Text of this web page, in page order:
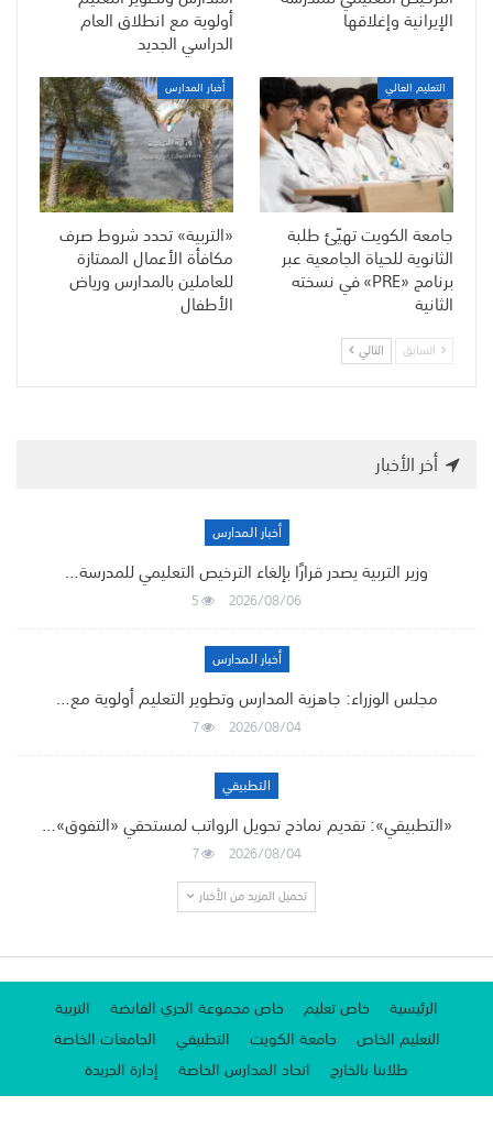
الإيرانية وإغلاقها أولوية مع انطلاق العام
الدراسي الجديد
التعليم العالي
جامعة الكويت تهيّئ طلبة
الثانوية للحياة الجامعية عبر
برنامج «PRE» في نسخته
الثانية
أخبار المدارس
«التربية» تحدد شروط صرف
مكافأة الأعمال الممتازة
للعاملين بالمدارس ورياض
الأطفال
السابق التالي
أخر الأخبار
أخبار المدارس
وزير التربية يصدر قرارًا بإلغاء الترخيص التعليمي للمدرسة…
2026/08/06
5
أخبار المدارس
مجلس الوزراء: جاهزية المدارس وتطوير التعليم أولوية مع…
2026/08/04
7
التطبيقي
«التطبيقي»: تقديم نماذج تحويل الرواتب لمستحقي «التفوق»…
2026/08/04
7
تحميل المزيد من الأخبار
الرئيسية خاص تعليم خاص مجموعة الجري القابضة
التربية
التعليم الخاص
جامعة الكويت التطبيقي
الجامعات الخاصة
طلابنا بالخارج
اتحاد المدارس الخاصة إدارة الجريدة